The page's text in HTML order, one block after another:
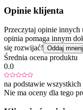
Opinie klijenta
Przeczytaj opinie innych
opinia pomaga innym
się rozwijać! Oddaj
Średnia ocena produktu
0.0
na podstawie wszystkich
Nie ma oceny dla tego